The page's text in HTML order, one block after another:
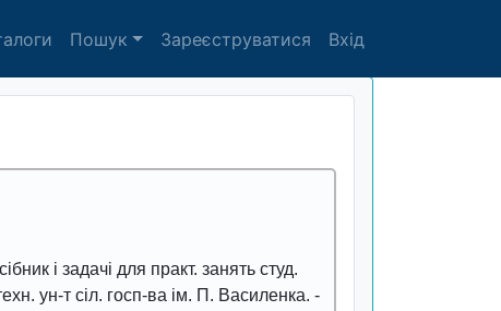
Пошук Зареєструватися Вхід
і задачі для практ. занять студ.
ун-т сіл. госп-ва ім. П. Василенка. -